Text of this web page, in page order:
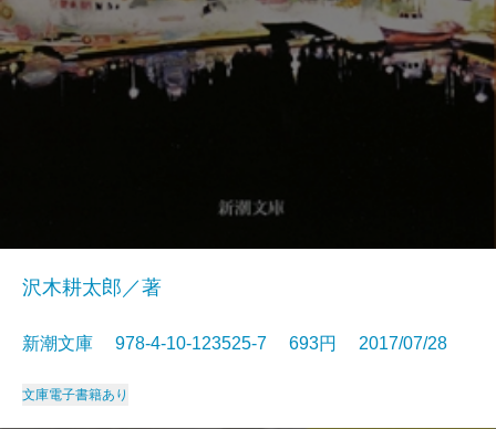
沢木耕太郎／著
新潮文庫 978-4-10-123525-7 693円 2017/07/28
文庫電子書籍あり